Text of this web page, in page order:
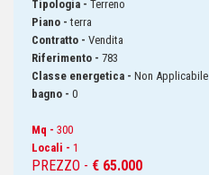
Tipologia - Terreno
Piano - terra
Contratto - Vendita
Riferimento - 783
Classe energetica - Non Applicabile
bagno - 0
Mq - 300
Locali - 1
PREZZO - € 65.000